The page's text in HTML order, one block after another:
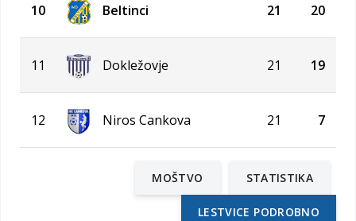
10 Beltinci 21 20
11 Dokležovje 21 19
12 Niros Cankova 21 7
MOŠTVO STATISTIKA
LESTVICE PODROBNO